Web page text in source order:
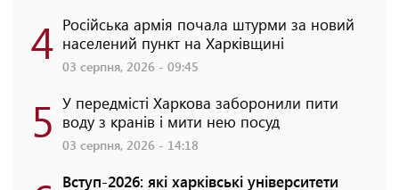
4 Російська армія почала штурми за новий
населений пункт на Харківщині
03 серпня, 2026 - 09:45
5 У передмісті Харкова заборонили пити
воду з кранів і мити нею посуд
03 серпня, 2026 - 14:18
Вступ-2026: які харківські університети